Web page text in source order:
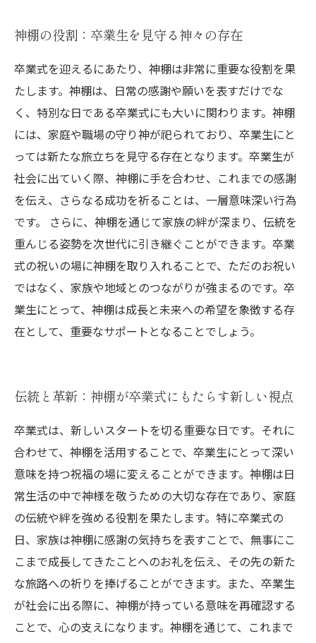
神棚の役割：卒業生を見守る神々の存在
卒業式を迎えるにあたり、神棚は非常に重要な役割を果
たします。神棚は、日常の感謝や願いを表すだけでな
く、特別な日である卒業式にも大いに関わります。神棚
には、家庭や職場の守り神が祀られており、卒業生にと
っては新たな旅立ちを見守る存在となります。卒業生が
社会に出ていく際、神棚に手を合わせ、これまでの感謝
を伝え、さらなる成功を祈ることは、一層意味深い行為
です。 さらに、神棚を通じて家族の絆が深まり、伝統を
重んじる姿勢を次世代に引き継ぐことができます。卒業
式の祝いの場に神棚を取り入れることで、ただのお祝い
ではなく、家族や地域とのつながりが強まるのです。卒
業生にとって、神棚は成長と未来への希望を象徴する存
在として、重要なサポートとなることでしょう。
伝統と革新：神棚が卒業式にもたらす新しい視点
卒業式は、新しいスタートを切る重要な日です。それに
合わせて、神棚を活用することで、卒業生にとって深い
意味を持つ祝福の場に変えることができます。神棚は日
常生活の中で神様を敬うための大切な存在であり、家庭
の伝統や絆を強める役割を果たします。特に卒業式の
日、家族は神棚に感謝の気持ちを表すことで、無事にこ
こまで成長してきたことへのお礼を伝え、その先の新た
な旅路への祈りを捧げることができます。また、卒業生
が社会に出る際に、神棚が持っている意味を再確認する
ことで、心の支えになります。神棚を通じて、これまで